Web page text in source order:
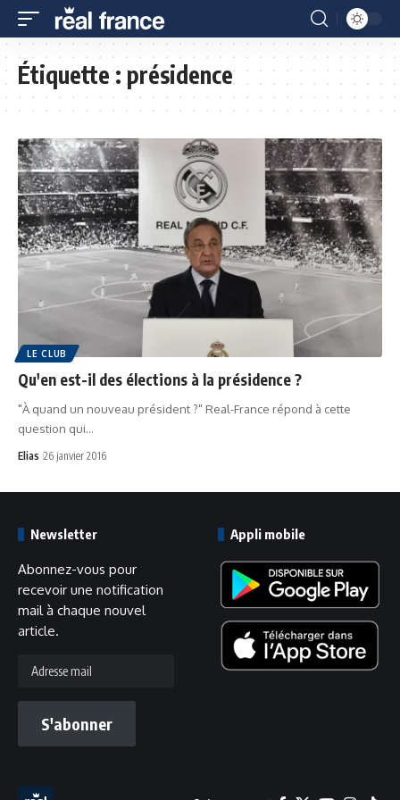
Étiquette :présidence
LE CLUB
Qu'en est-il des élections à la présidence ?
"À quand un nouveau président ?" Real-France répond à cette
question qui…
Elias 26 janvier 2016
Newsletter
Abonnez-vous pour
recevoir une notification
mail à chaque nouvel
article.
mail
S'abonner
Appli mobile